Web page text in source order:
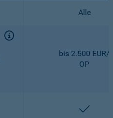
Alle
bis 2.500 EUR/
OP